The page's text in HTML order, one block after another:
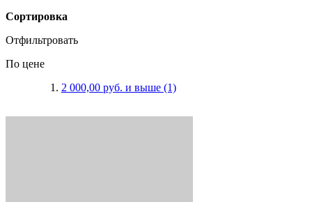
Сортировка
Отфильтровать
По цене
2 000,00 руб. и выше (1)